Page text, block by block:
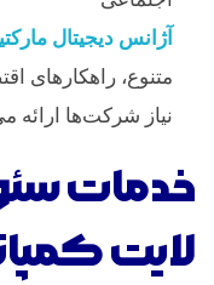
آژانس دیجیتال
متنوع، راهکارهای
نیاز شرکت‌ها ارائه
خدمات
لایت